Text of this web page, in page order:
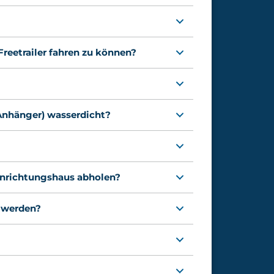
fahren zu können?
wasserdicht?
abholen?